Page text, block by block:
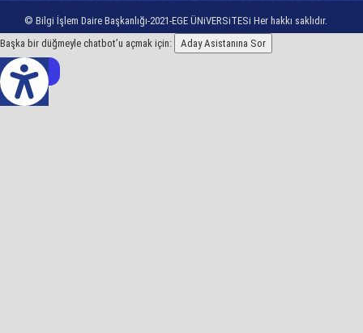
© Bilgi İşlem Daire Başkanlığı-2021-EGE ÜNiVERSiTESi Her hakkı saklıdır.
Başka bir düğmeyle chatbot’u açmak için:
Aday Asistanına Sor
Çeviri